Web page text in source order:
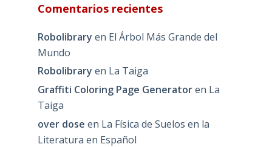
Comentarios recientes
Robolibrary en El Árbol Más Grande del
Mundo
Robolibrary en La Taiga
Graffiti Coloring Page Generatoren La
Taiga
over dose en La Física de Suelos en la
Literatura en Español